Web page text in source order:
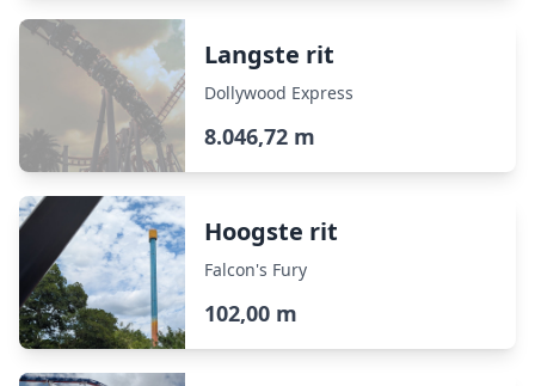
Langste rit
Dollywood Express
8.046,72 m
Hoogste rit
Falcon's Fury
102,00 m